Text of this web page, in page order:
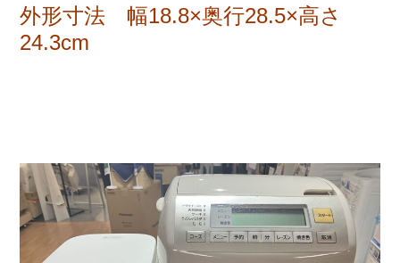
外形寸法 幅18.8×奥行28.5×高さ
24.3cm